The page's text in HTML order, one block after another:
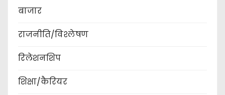
बाजार
राजनीति/विश्लेषण
रिलेशनशिप
शिक्षा/कैरियर